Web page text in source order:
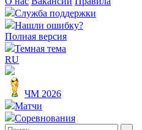
Служба поддержки
Нашли ошибку?
Полная версия
Темная тема
RU
ЧМ 2026
Матчи
Соревнования